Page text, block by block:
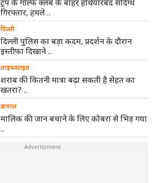
ट्रंप के गोल्फ क्लब के बाहर हथियारबंद संदिग्ध
गिरफ्तार, हमले ..
दिल्ली
दिल्ली पुलिस का बड़ा कदम, प्रदर्शन के दौरान
इस्तीफा दिखाने ..
लाइफस्टाइल
शराब की कितनी मात्रा बढ़ा सकती है सेहत का
खतरा? ..
वायरल
मालिक की जान बचाने के लिए कोबरा से भिड़ गया
..